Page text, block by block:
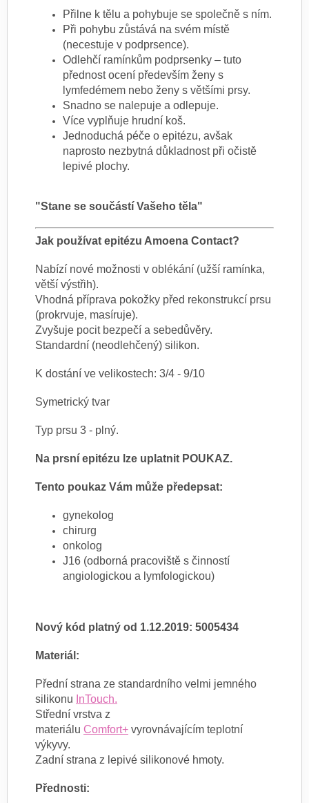
Přilne k tělu a pohybuje se společně s ním.
Při pohybu zůstává na svém místě
(necestuje v podprsence).
Odlehčí ramínkům podprsenky – tuto
přednost ocení především ženy s
lymfedémem nebo ženy s většími prsy.
Snadno se nalepuje a odlepuje.
Více vyplňuje hrudní koš.
Jednoduchá péče o epitézu, avšak
naprosto nezbytná důkladnost při očistě
lepivé plochy.
"Stane se součástí Vašeho těla"
Jak používat epitézu Amoena Contact?
Nabízí nové možnosti v oblékání (užší ramínka,
větší výstřih).
Vhodná příprava pokožky před rekonstrukcí prsu
(prokrvuje, masíruje).
Zvyšuje pocit bezpečí a sebedůvěry.
Standardní (neodlehčený) silikon.
K dostání ve velikostech: 3/4 - 9/10
Symetrický tvar
Typ prsu 3 - plný.
Na prsní epitézu lze uplatnit POUKAZ.
Tento poukaz Vám může předepsat:
gynekolog
chirurg
onkolog
J16 (odborná pracoviště s činností
angiologickou a lymfologickou)
Nový kód platný od 1.12.2019: 5005434
Materiál:
Přední strana ze standardního velmi jemného
silikonu InTouch.
Střední vrstva z
materiálu Comfort+ vyrovnávajícím teplotní
výkyvy.
Zadní strana z lepivé silikonové hmoty.
Přednosti: